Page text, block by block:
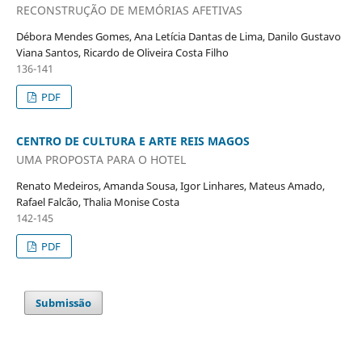
RECONSTRUÇÃO DE MEMÓRIAS AFETIVAS
Débora Mendes Gomes, Ana Letícia Dantas de Lima, Danilo Gustavo
Viana Santos, Ricardo de Oliveira Costa Filho
136-141
PDF
CENTRO DE CULTURA E ARTE REIS MAGOS
UMA PROPOSTA PARA O HOTEL
Renato Medeiros, Amanda Sousa, Igor Linhares, Mateus Amado,
Rafael Falcão, Thalia Monise Costa
142-145
PDF
Submissão